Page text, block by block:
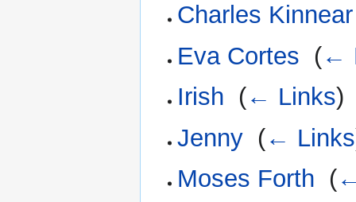
Charles Kinnear
Eva Cortes (←
Irish (← Links)
Jenny (← Links
Moses Forth (